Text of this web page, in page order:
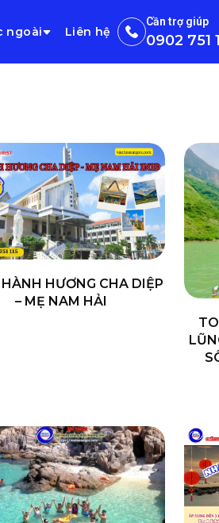
ngoài Liên hệ
Cần trợ giúp
0902 751
HƯƠNG CHA DIỆP
– MẸ NAM HẢI